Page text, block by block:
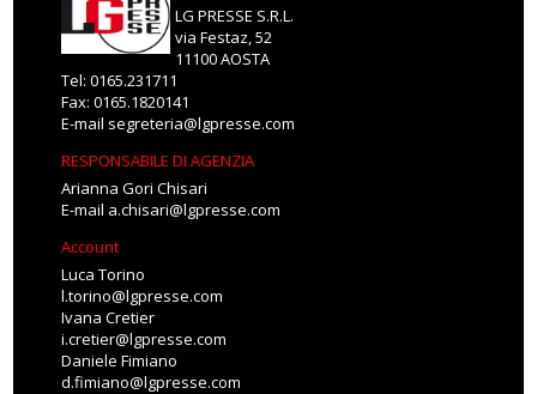
LG PRESSE S.R.L.
via Festaz, 52
11100 AOSTA
Tel: 0165.231711
Fax: 0165.1820141
E-mail segreteria@lgpresse.com
RESPONSABILE DI AGENZIA
Arianna Gori Chisari
E-mail a.chisari@lgpresse.com
Account
Luca Torino
l.torino@lgpresse.com
Ivana Cretier
i.cretier@lgpresse.com
Daniele Fimiano
d.fimiano@lgpresse.com